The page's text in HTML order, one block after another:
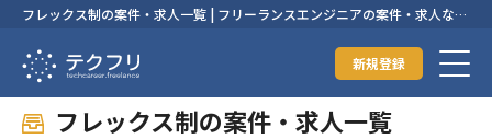
フレックス制の案件・求人一覧 | フリーランスエンジニアの案件・求人なら
新規登録
フレックス制の案件・求人一覧